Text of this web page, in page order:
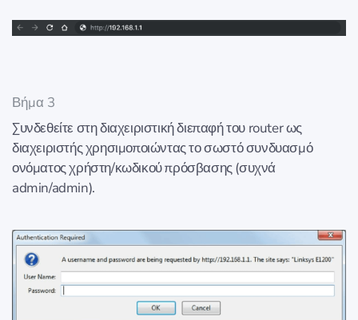
Βήμα 3
Συνδεθείτε στη διαχειριστική διεπαφή του router ως
διαχειριστής χρησιμοποιώντας το σωστό συνδυασμό
ονόματος χρήστη/κωδικού πρόσβασης (συχνά
admin/admin).